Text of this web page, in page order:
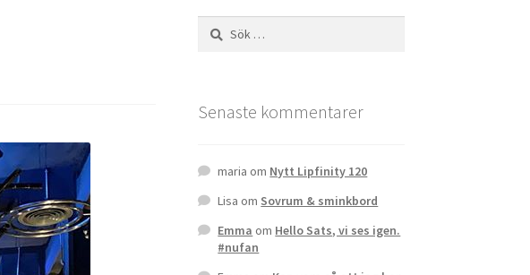
Sök
efter:
Senaste kommentarer
maria om Nytt Lipfinity 120
Lisa om Sovrum & sminkbord
Emma om Hello Sats, vi ses igen.
#nufan